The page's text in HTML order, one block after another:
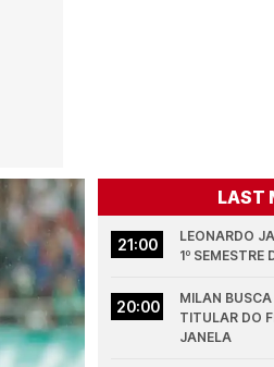
LAST
21:00
LEONARDO
1º SEMESTRE
20:00
MILAN
TITULAR DO
JANELA